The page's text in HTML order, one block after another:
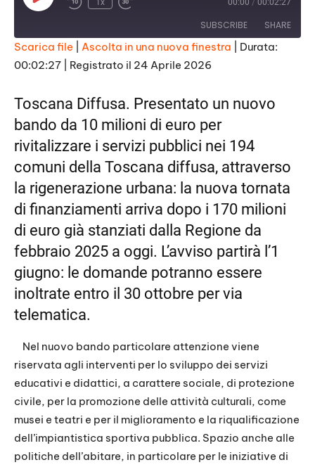
Episode
1x 00:00 / 00:02:27
SUBSCRIBE SHARE
SHARE
EMBED
Scarica file Ascolta in una nuova finestra
Durata:
00:02:27
Registrato il 24 Aprile 2026
Toscana Diffusa. Presentato un nuovo
bando da 10 milioni di euro per
rivitalizzare i servizi pubblici nei 194
comuni della Toscana diffusa, attraverso
la rigenerazione urbana: la nuova tornata
di finanziamenti arriva dopo i 170 milioni
di euro già stanziati dalla Regione da
febbraio 2025 a oggi. L’avviso partirà l’1
giugno: le domande potranno essere
inoltrate entro il 30 ottobre per via
telematica.
Nel nuovo bando particolare attenzione viene
riservata agli interventi per lo sviluppo dei servizi
educativi e didattici, a carattere sociale, di protezione
civile, per la promozione delle attività culturali, come
musei e teatri e per il miglioramento e la riqualificazione
dell’impiantistica sportiva pubblica. Spazio anche alle
politiche dell’abitare, in particolare per le iniziative di